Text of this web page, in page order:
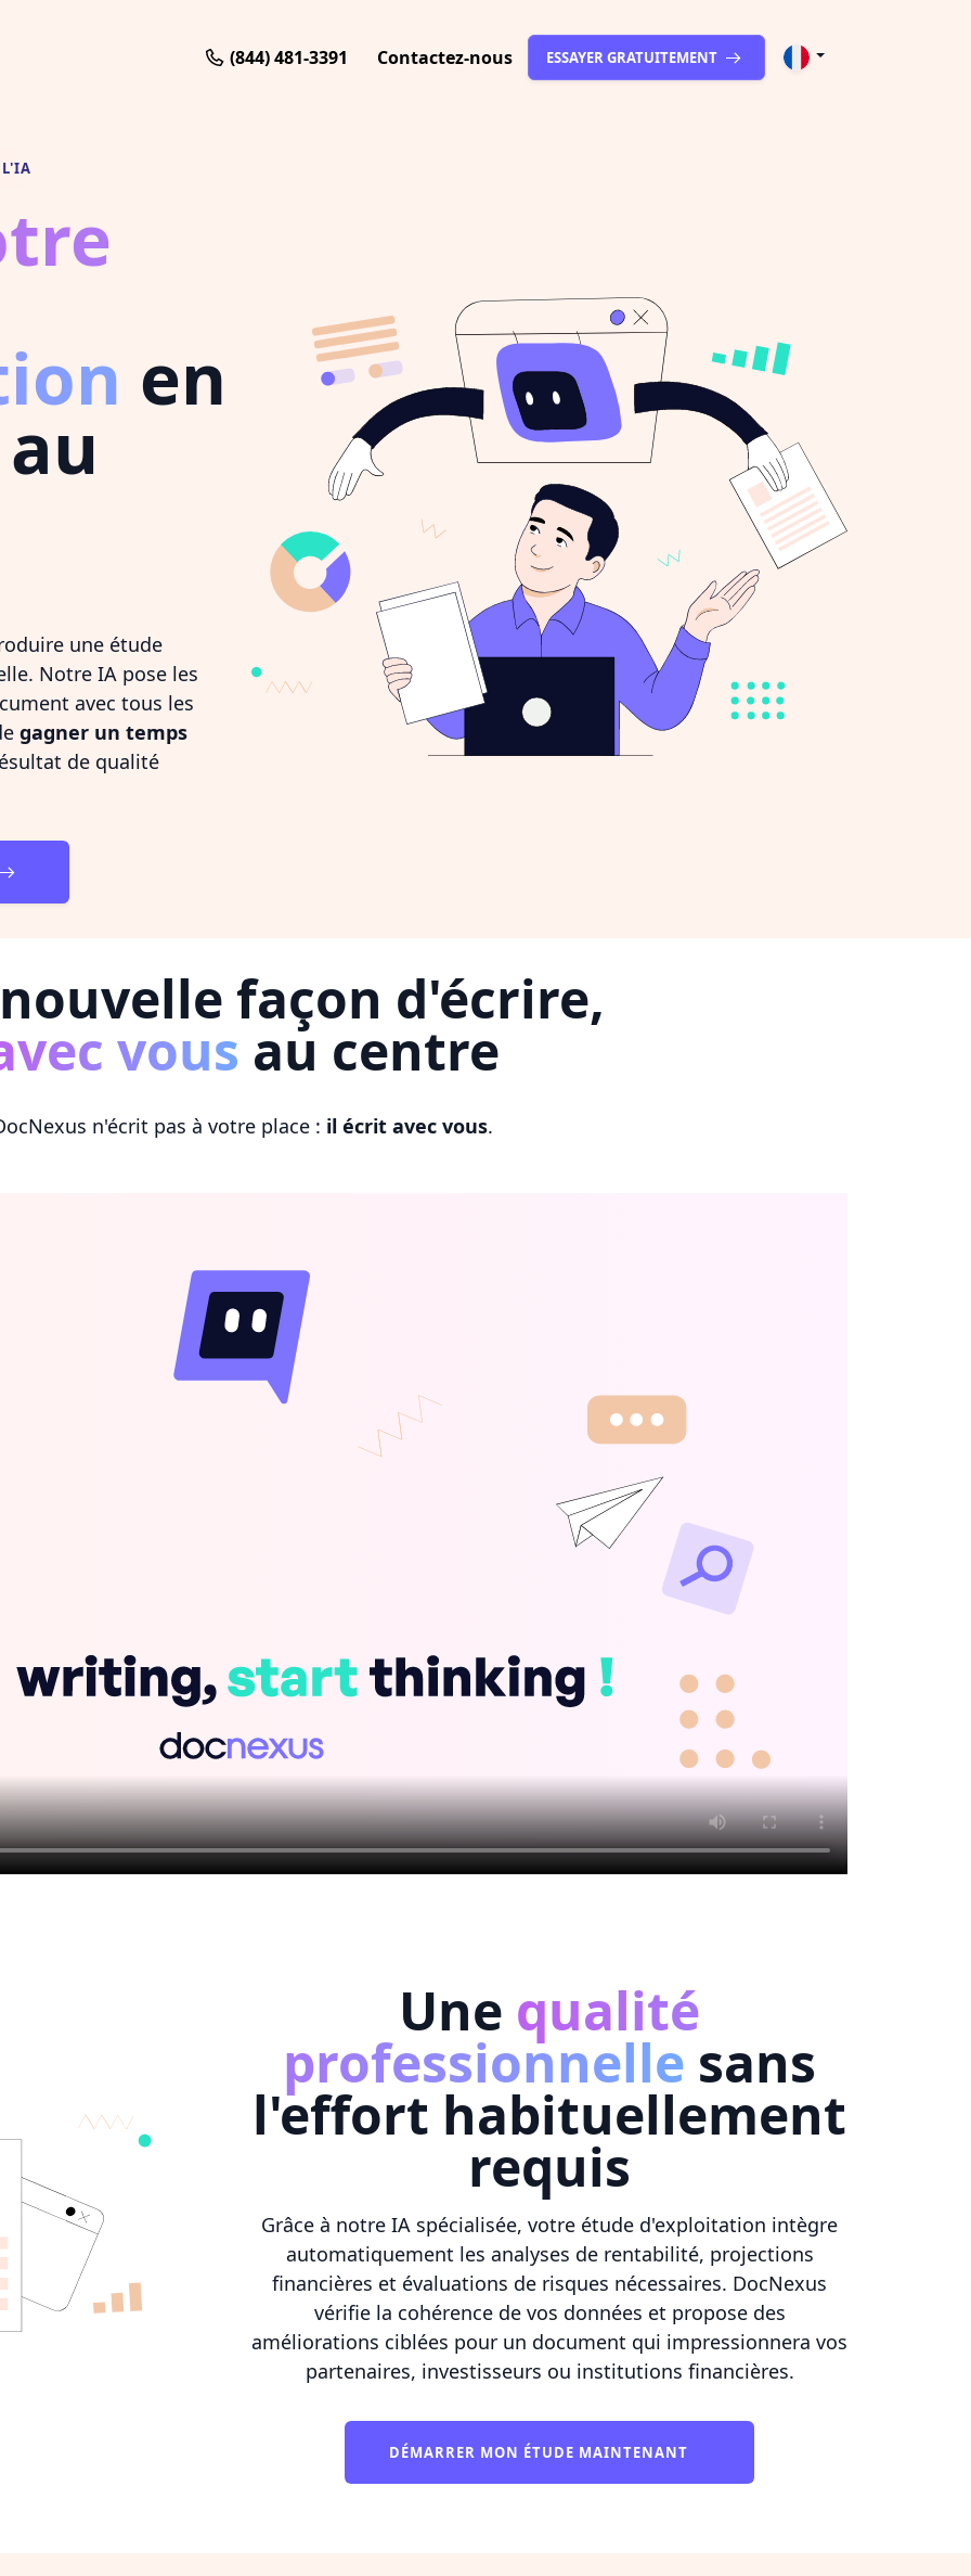
(844) 481-3391 Contactez-nous ESSAYER GRATUITEMENT
L'IA
en
une étude
Notre IA pose les
avec tous les
gagner un temps
de qualité
façon d'écrire,
vous au centre
n'écrit pas à votre place : il écrit avec vous.
Une qualité
professionnelle sans
l'effort habituellement
requis
Grâce à notre IA spécialisée, votre étude d'exploitation intègre
automatiquement les analyses de rentabilité, projections
financières et évaluations de risques nécessaires. DocNexus
vérifie la cohérence de vos données et propose des
améliorations ciblées pour un document qui impressionnera vos
partenaires, investisseurs ou institutions financières.
DÉMARRER MON ÉTUDE MAINTENANT